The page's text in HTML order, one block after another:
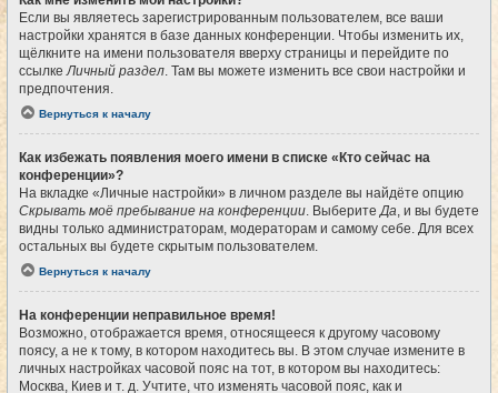
Если вы являетесь зарегистрированным пользователем, все ваши
настройки хранятся в базе данных конференции. Чтобы изменить их,
щёлкните на имени пользователя вверху страницы и перейдите по
ссылкеЛичный раздел. Там вы можете изменить все свои настройки и
предпочтения.
Вернуться к началу
Как избежать появления моего имени в списке «Кто сейчас на
конференции»?
На вкладке «Личные настройки» в личном разделе вы найдёте опцию
Скрывать моё пребывание на конференции. ВыберитеДа, и вы будете
видны только администраторам, модераторам и самому себе. Для всех
остальных вы будете скрытым пользователем.
Вернуться к началу
На конференции неправильное время!
Возможно, отображается время, относящееся к другому часовому
поясу, а не к тому, в котором находитесь вы. В этом случае измените в
личных настройках часовой пояс на тот, в котором вы находитесь:
Москва, Киев и т. д. Учтите, что изменять часовой пояс, как и